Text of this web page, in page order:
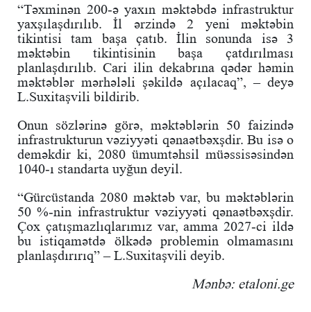
“Təxminən 200-ə yaxın məktəbdə infrastruktur
yaxşılaşdırılıb. İl ərzində 2 yeni məktəbin
tikintisi tam başa çatıb. İlin sonunda isə 3
məktəbin tikintisinin başa çatdırılması
planlaşdırılıb. Cari ilin dekabrına qədər həmin
məktəblər mərhələli şəkildə açılacaq”, – deyə
L.Suxitaşvili bildirib.
Onun sözlərinə görə, məktəblərin 50 faizində
infrastrukturun vəziyyəti qənaətbəxşdir. Bu isə o
deməkdir ki, 2080 ümumtəhsil müəssisəsindən
1040-ı standarta uyğun deyil.
“Gürcüstanda 2080 məktəb var, bu məktəblərin
50 %-nin infrastruktur vəziyyəti qənaətbəxşdir.
Çox çatışmazlıqlarımız var, amma 2027-ci ildə
bu istiqamətdə ölkədə problemin olmamasını
planlaşdırırıq” – L.Suxitaşvili deyib.
Mənbə: etaloni.ge